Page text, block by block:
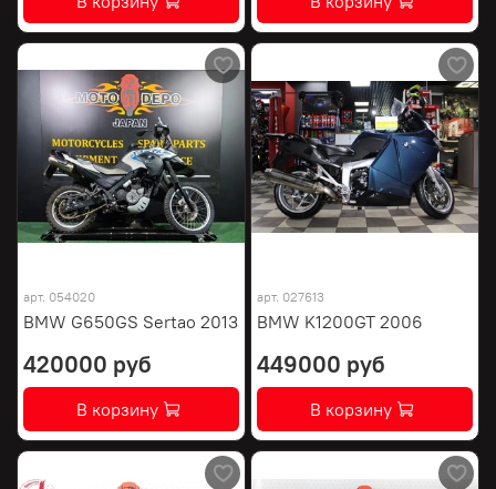
арт. 054020
BMW G650GS Sertao 2013
420000 руб
В корзину
арт. 027613
BMW K1200GT 2006
449000 руб
В корзину